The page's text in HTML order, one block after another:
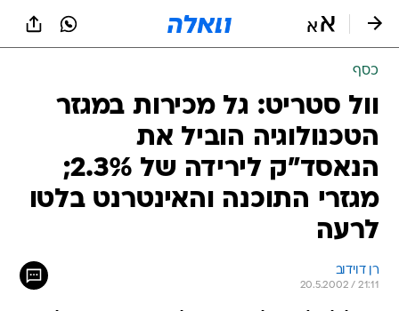
כסף
וול סטריט: גל מכירות במגזר
הטכנולוגיה הוביל את
הנאסד"ק לירידה של 2.3%;
מגזרי התוכנה והאינטרנט בלטו
לרעה
רן דוידוב
20.5.2002 / 21:11